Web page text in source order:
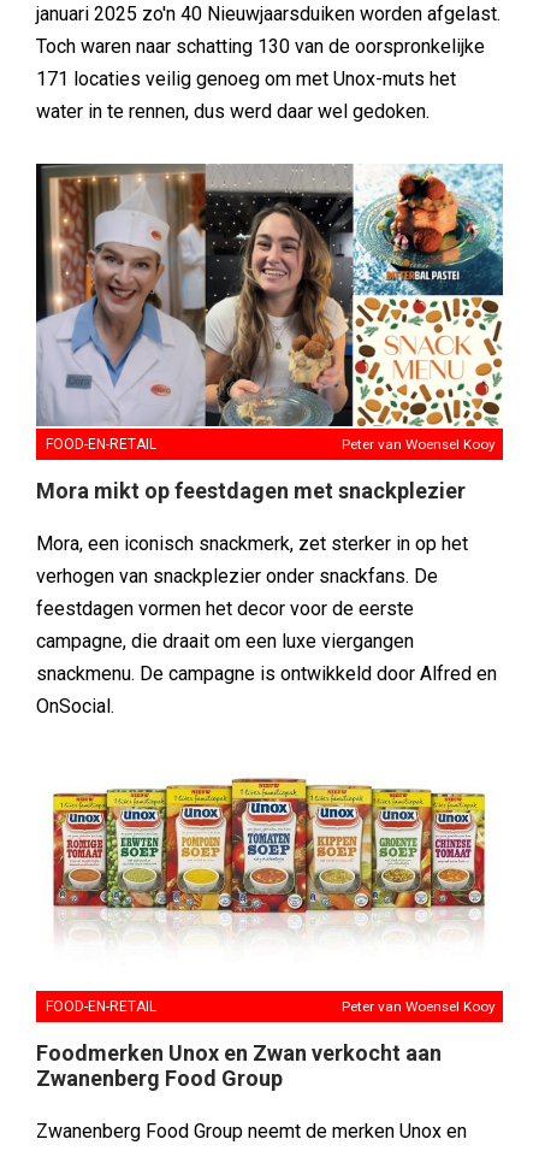
januari 2025 zo'n 40 Nieuwjaarsduiken worden afgelast.
Toch waren naar schatting 130 van de oorspronkelijke
171 locaties veilig genoeg om met Unox-muts het
water in te rennen, dus werd daar wel gedoken.
FOOD-EN-RETAIL Peter van Woensel Kooy
Mora mikt op feestdagen met snackplezier
Mora, een iconisch snackmerk, zet sterker in op het
verhogen van snackplezier onder snackfans. De
feestdagen vormen het decor voor de eerste
campagne, die draait om een luxe viergangen
snackmenu. De campagne is ontwikkeld door Alfred en
OnSocial.
FOOD-EN-RETAIL Peter van Woensel Kooy
Foodmerken Unox en Zwan verkocht aan
Zwanenberg Food Group
Zwanenberg Food Group neemt de merken Unox en